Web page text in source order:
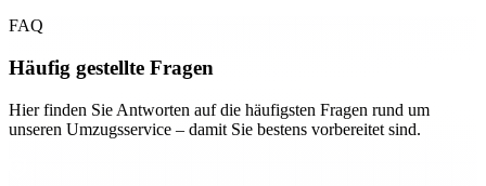
FAQ
Häufig gestellte Fragen
Hier finden Sie Antworten auf die häufigsten Fragen rund um
unseren Umzugsservice – damit Sie bestens vorbereitet sind.